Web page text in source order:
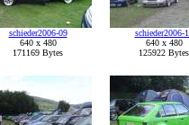
schieder2006-09
640 x 480
171169 Bytes
schieder2006-
640 x 480
125922 Bytes